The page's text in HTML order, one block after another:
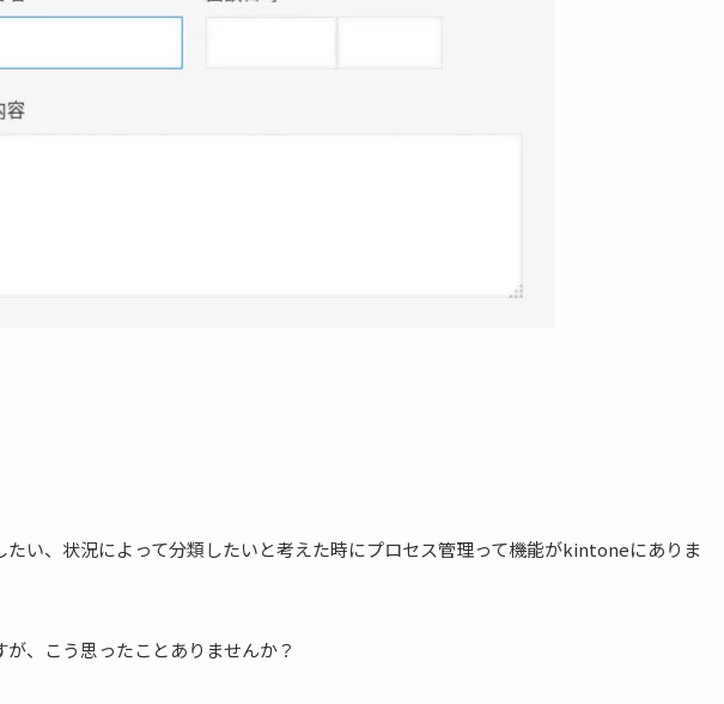
たい、状況によって分類したいと考えた時にプロセス管理って機能がkintoneにありま
、こう思ったことありませんか？